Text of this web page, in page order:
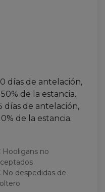
días de antelación,
de la estancia.
días de antelación,
de la estancia.